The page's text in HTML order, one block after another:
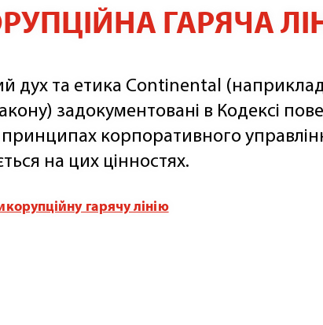
ГАРЯЧА
дух та етика Сontinental (наприклад,
задокументовані в Кодексі
корпоративного
на цих цінностях.
гарячу лінію